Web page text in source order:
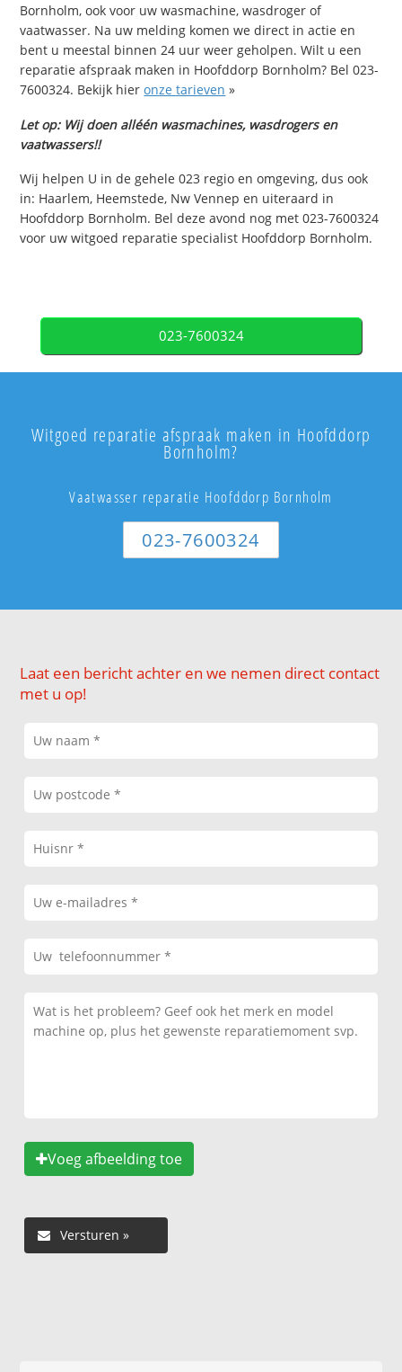
Bornholm, ook voor uw wasmachine, wasdroger of
vaatwasser. Na uw melding komen we direct in actie en
bent u meestal binnen 24 uur weer geholpen. Wilt u een
reparatie afspraak maken in Hoofddorp Bornholm? Bel 023-
7600324. Bekijk hieronze tarieven »
Let op: Wij doen alléén wasmachines, wasdrogers en
vaatwassers!!
Wij helpen U in de gehele 023 regio en omgeving, dus ook
in: Haarlem, Heemstede, Nw Vennep en uiteraard in
Hoofddorp Bornholm. Bel deze avond nog met 023-7600324
voor uw witgoed reparatie specialist Hoofddorp Bornholm.
023-7600324
Witgoed reparatie afspraak maken in Hoofddorp
Bornholm?
Vaatwasser reparatie Hoofddorp Bornholm
023-7600324
Laat een bericht achter en we nemen direct contact
met u op!
Voeg afbeelding toe